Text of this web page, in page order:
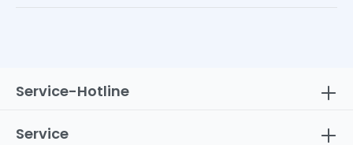
Service-Hotline
Service